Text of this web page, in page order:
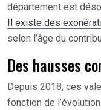
département est
Il existe des
selon l’âge du
Des hausses
Depuis 2018, ces
fonction de